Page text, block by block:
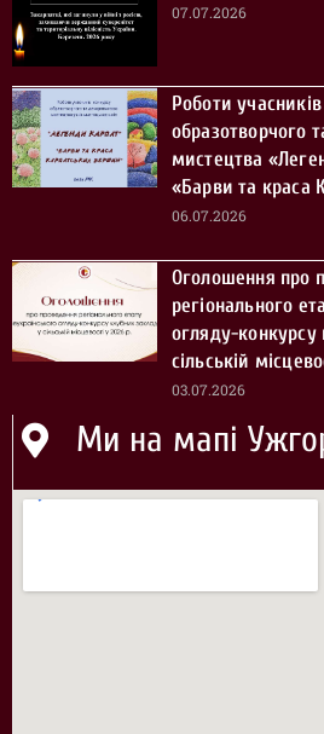
07.07.2026
Роботи
образотворчого
мистецтва
«Барви та краса
06.07.2026
Оголошення про
регіонального
огляду-конкурсу
сільській
03.07.2026
Ми на мапі